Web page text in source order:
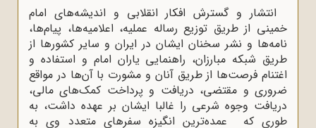
انتشار و گسترش افکار انقلابی و اندیشه‌های امام
خمینی از طریق توزیع رساله عملیه، اعلامیه‌ها، پیام‌ها،
نامه‌ها و نشر سخنان ایشان در ایران و سایر کشورها از
طریق شبکه مبارزان، راهنمایی یاران امام و استفاده و
اغتنام فرصت‌ها از طریق آنان و مشورت با آن‌ها در مواقع
ضروری و مقتضی، دریافت و پرداخت کمک‌های مالی،
دریافت وجوه شرعی را غالبا ایشان بر عهده داشت، به
طوری که عمده‌ترین انگیزه سفرهای متعدد وی به